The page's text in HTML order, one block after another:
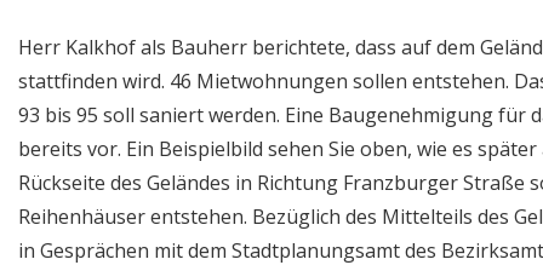
Herr Kalkhof als Bauherr berichtete, dass auf dem
stattfinden wird. 46 Mietwohnungen sollen entstehen.
93 bis 95 soll saniert werden. Eine Baugenehmigung für
bereits vor. Ein Beispielbild sehen Sie oben, wie es
Rückseite des Geländes in Richtung Franzburger Straße
Reihenhäuser entstehen. Bezüglich des Mittelteils des
in Gesprächen mit dem Stadtplanungsamt des